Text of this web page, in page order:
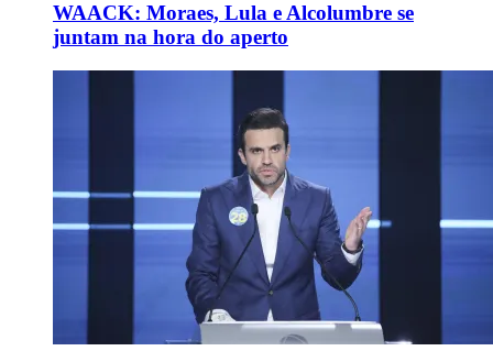
WAACK: Moraes, Lula e Alcolumbre se
juntam na hora do aperto